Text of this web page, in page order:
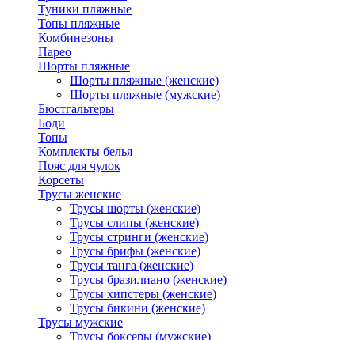
Туники пляжные
Топы пляжные
Комбинезоны
Парео
Шорты пляжные
Шорты пляжные (женские)
Шорты пляжные (мужские)
Бюстгальтеры
Боди
Топы
Комплекты белья
Пояс для чулок
Корсеты
Трусы женские
Трусы шорты (женские)
Трусы слипы (женские)
Трусы стринги (женские)
Трусы брифы (женские)
Трусы танга (женские)
Трусы бразилиано (женские)
Трусы хипстеры (женские)
Трусы бикини (женские)
Трусы мужские
Трусы боксеры (мужские)